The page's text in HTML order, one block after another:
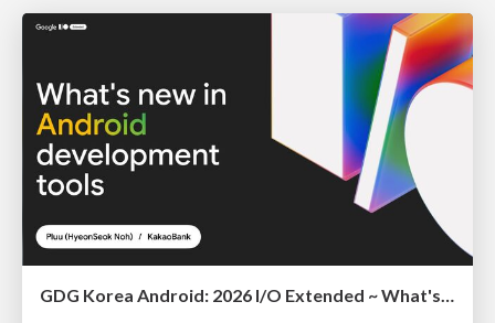
GDG Korea Android: 2026 I/O Extended ~ What's new in Android development tools